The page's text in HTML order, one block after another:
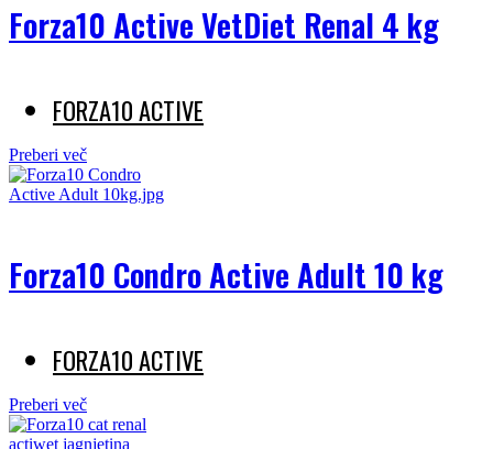
Forza10 Active VetDiet Renal 4 kg
FORZA10 ACTIVE
Preberi več
Forza10 Condro Active Adult 10 kg
FORZA10 ACTIVE
Preberi več